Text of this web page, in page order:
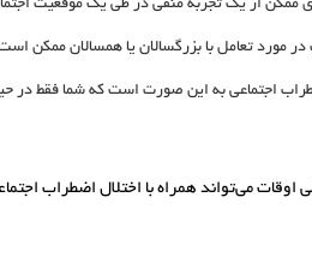
ممکن از یک تجربه منفی در طی یک موقعیت
در مورد تعامل با بزرگسالان یا همسالان ممکن
اجتماعی به این صورت است که شما فقط در
اوقات می‌تواند همراه با اختلال اضطراب